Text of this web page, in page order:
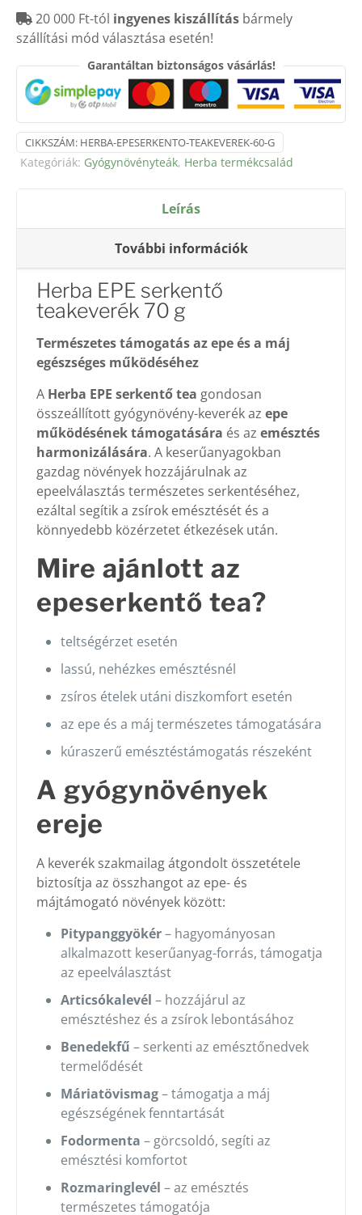
70
g
20 000 Ft-tól ingyenes kiszállítás bármely
szállítási mód választása esetén!
Garantáltan biztonságos vásárlás!
CIKKSZÁM: HERBA-EPESERKENTO-TEAKEVEREK-60-G
Kategóriák: Gyógynövényteák, Herba termékcsalád
Leírás
További információk
Herba EPE serkentő
teakeverék 70 g
Természetes támogatás az epe és a máj
egészséges működéséhez
A Herba EPE serkentő tea gondosan
összeállított gyógynövény-keverék az epe
működésének támogatására és az emésztés
harmonizálására. A keserűanyagokban
gazdag növények hozzájárulnak az
epeelválasztás természetes serkentéséhez,
ezáltal segítik a zsírok emésztését és a
könnyedebb közérzetet étkezések után.
Mire ajánlott az
epeserkentő tea?
teltségérzet esetén
lassú, nehézkes emésztésnél
zsíros ételek utáni diszkomfort esetén
az epe és a máj természetes támogatására
kúraszerű emésztéstámogatás részeként
A gyógynövények
ereje
A keverék szakmailag átgondolt összetétele
biztosítja az összhangot az epe- és
májtámogató növények között:
Pitypanggyökér– hagyományosan
alkalmazott keserűanyag-forrás, támogatja
az epeelválasztást
Articsókalevél – hozzájárul az
emésztéshez és a zsírok lebontásához
Benedekfű – serkenti az emésztőnedvek
termelődését
Máriatövismag– támogatja a máj
egészségének fenntartását
Fodormenta – görcsoldó, segíti az
emésztési komfortot
Rozmaringlevél – az emésztés
természetes támogatója